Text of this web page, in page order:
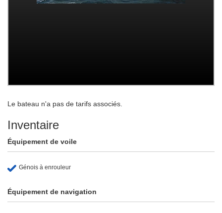
Le bateau n'a pas de tarifs associés.
Inventaire
Équipement de voile
Génois à enrouleur
Équipement de navigation